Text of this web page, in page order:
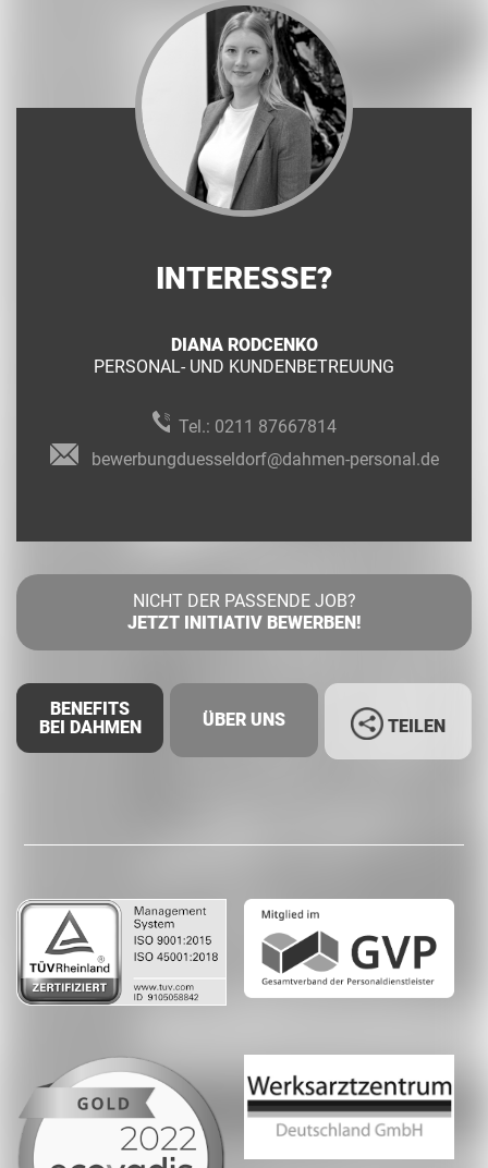
INTERESSE?
DIANA RODCENKO
PERSONAL- UND KUNDENBETREUUNG
Tel.: 0211 87667814
bewerbungduesseldorf@dahmen-personal.de
NICHT DER PASSENDE JOB?
JETZT INITIATIV BEWERBEN!
BENEFITS
BEI DAHMEN
ÜBER UNS
Whatsapp
TEILEN